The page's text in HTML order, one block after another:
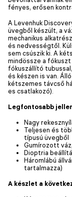
fényes, erősen
A Levenhuk
üvegből készült, a
mechanikus
és nedvességtől.
sem csúszik ki. A
mindössze a
fókuszállító
és készen is van.
kétszemes távcső
es csatlakozó).
Legfontosabb
Nagy
Teljesen és
típusú üvegből
Gumírozott
Dioptria
Háromlábú
tartalmazza)
A készlet a